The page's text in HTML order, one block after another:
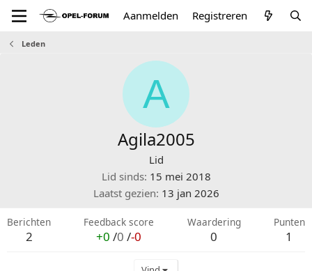
Aanmelden Registreren
Leden
A
Agila2005
Lid
Lid sinds 15 mei 2018
Laatst gezien 13 jan 2026
Berichten
2
Feedback score
+0 /0 /-0
Waardering
0
Punten
1